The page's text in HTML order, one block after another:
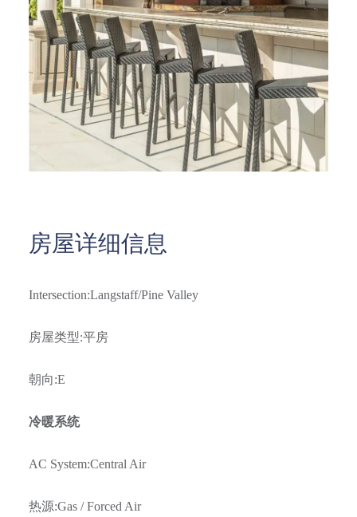
房屋详细信息
Intersection:Langstaff/Pine Valley
房屋类型:平房
朝向:E
冷暖系统
AC System:Central Air
热源:Gas / Forced Air